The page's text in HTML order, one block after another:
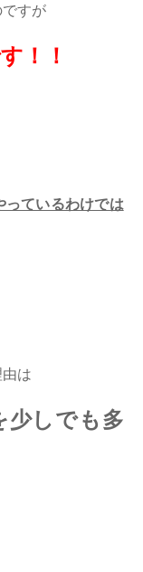
すが
！！
っているわけでは
は
少しでも多